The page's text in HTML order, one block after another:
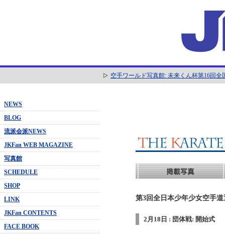
空手ワールド写真館: 未来くん杯第16回
NEWS
BLOG
流派会派NEWS
JKFan WEB MAGAZINE
写真館
SCHEDULE
SHOP
LINK
JKFan CONTENTS
FACE BOOK
第3回全日本少年少女空手
2月18日 : 団体戦: 開始式